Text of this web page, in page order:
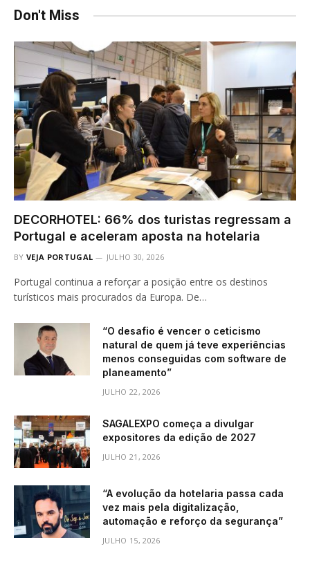
Don't Miss
DECORHOTEL: 66% dos turistas regressam a
Portugal e aceleram aposta na hotelaria
BY VEJA PORTUGAL JULHO 30, 2026
Portugal continua a reforçar a posição entre os destinos
turísticos mais procurados da Europa. De…
“O desafio é vencer o ceticismo
natural de quem já teve experiências
menos conseguidas com software de
planeamento”
JULHO 22, 2026
SAGALEXPO começa a divulgar
expositores da edição de 2027
JULHO 21, 2026
“A evolução da hotelaria passa cada
vez mais pela digitalização,
automação e reforço da segurança”
JULHO 15, 2026